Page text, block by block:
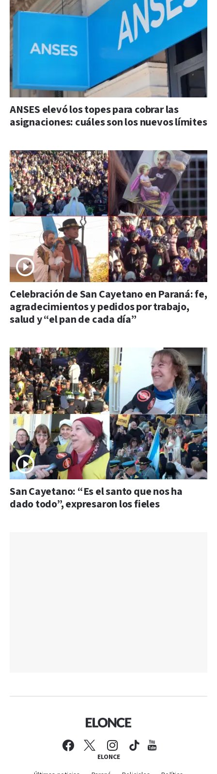
ANSES elevó los topes para cobrar las
asignaciones: cuáles son los nuevos límites
Celebración de San Cayetano en Paraná: fe,
agradecimientos y pedidos por trabajo,
salud y “el pan de cada día”
San Cayetano: “Es el santo que nos ha
dado todo”, expresaron los fieles
ELONCE